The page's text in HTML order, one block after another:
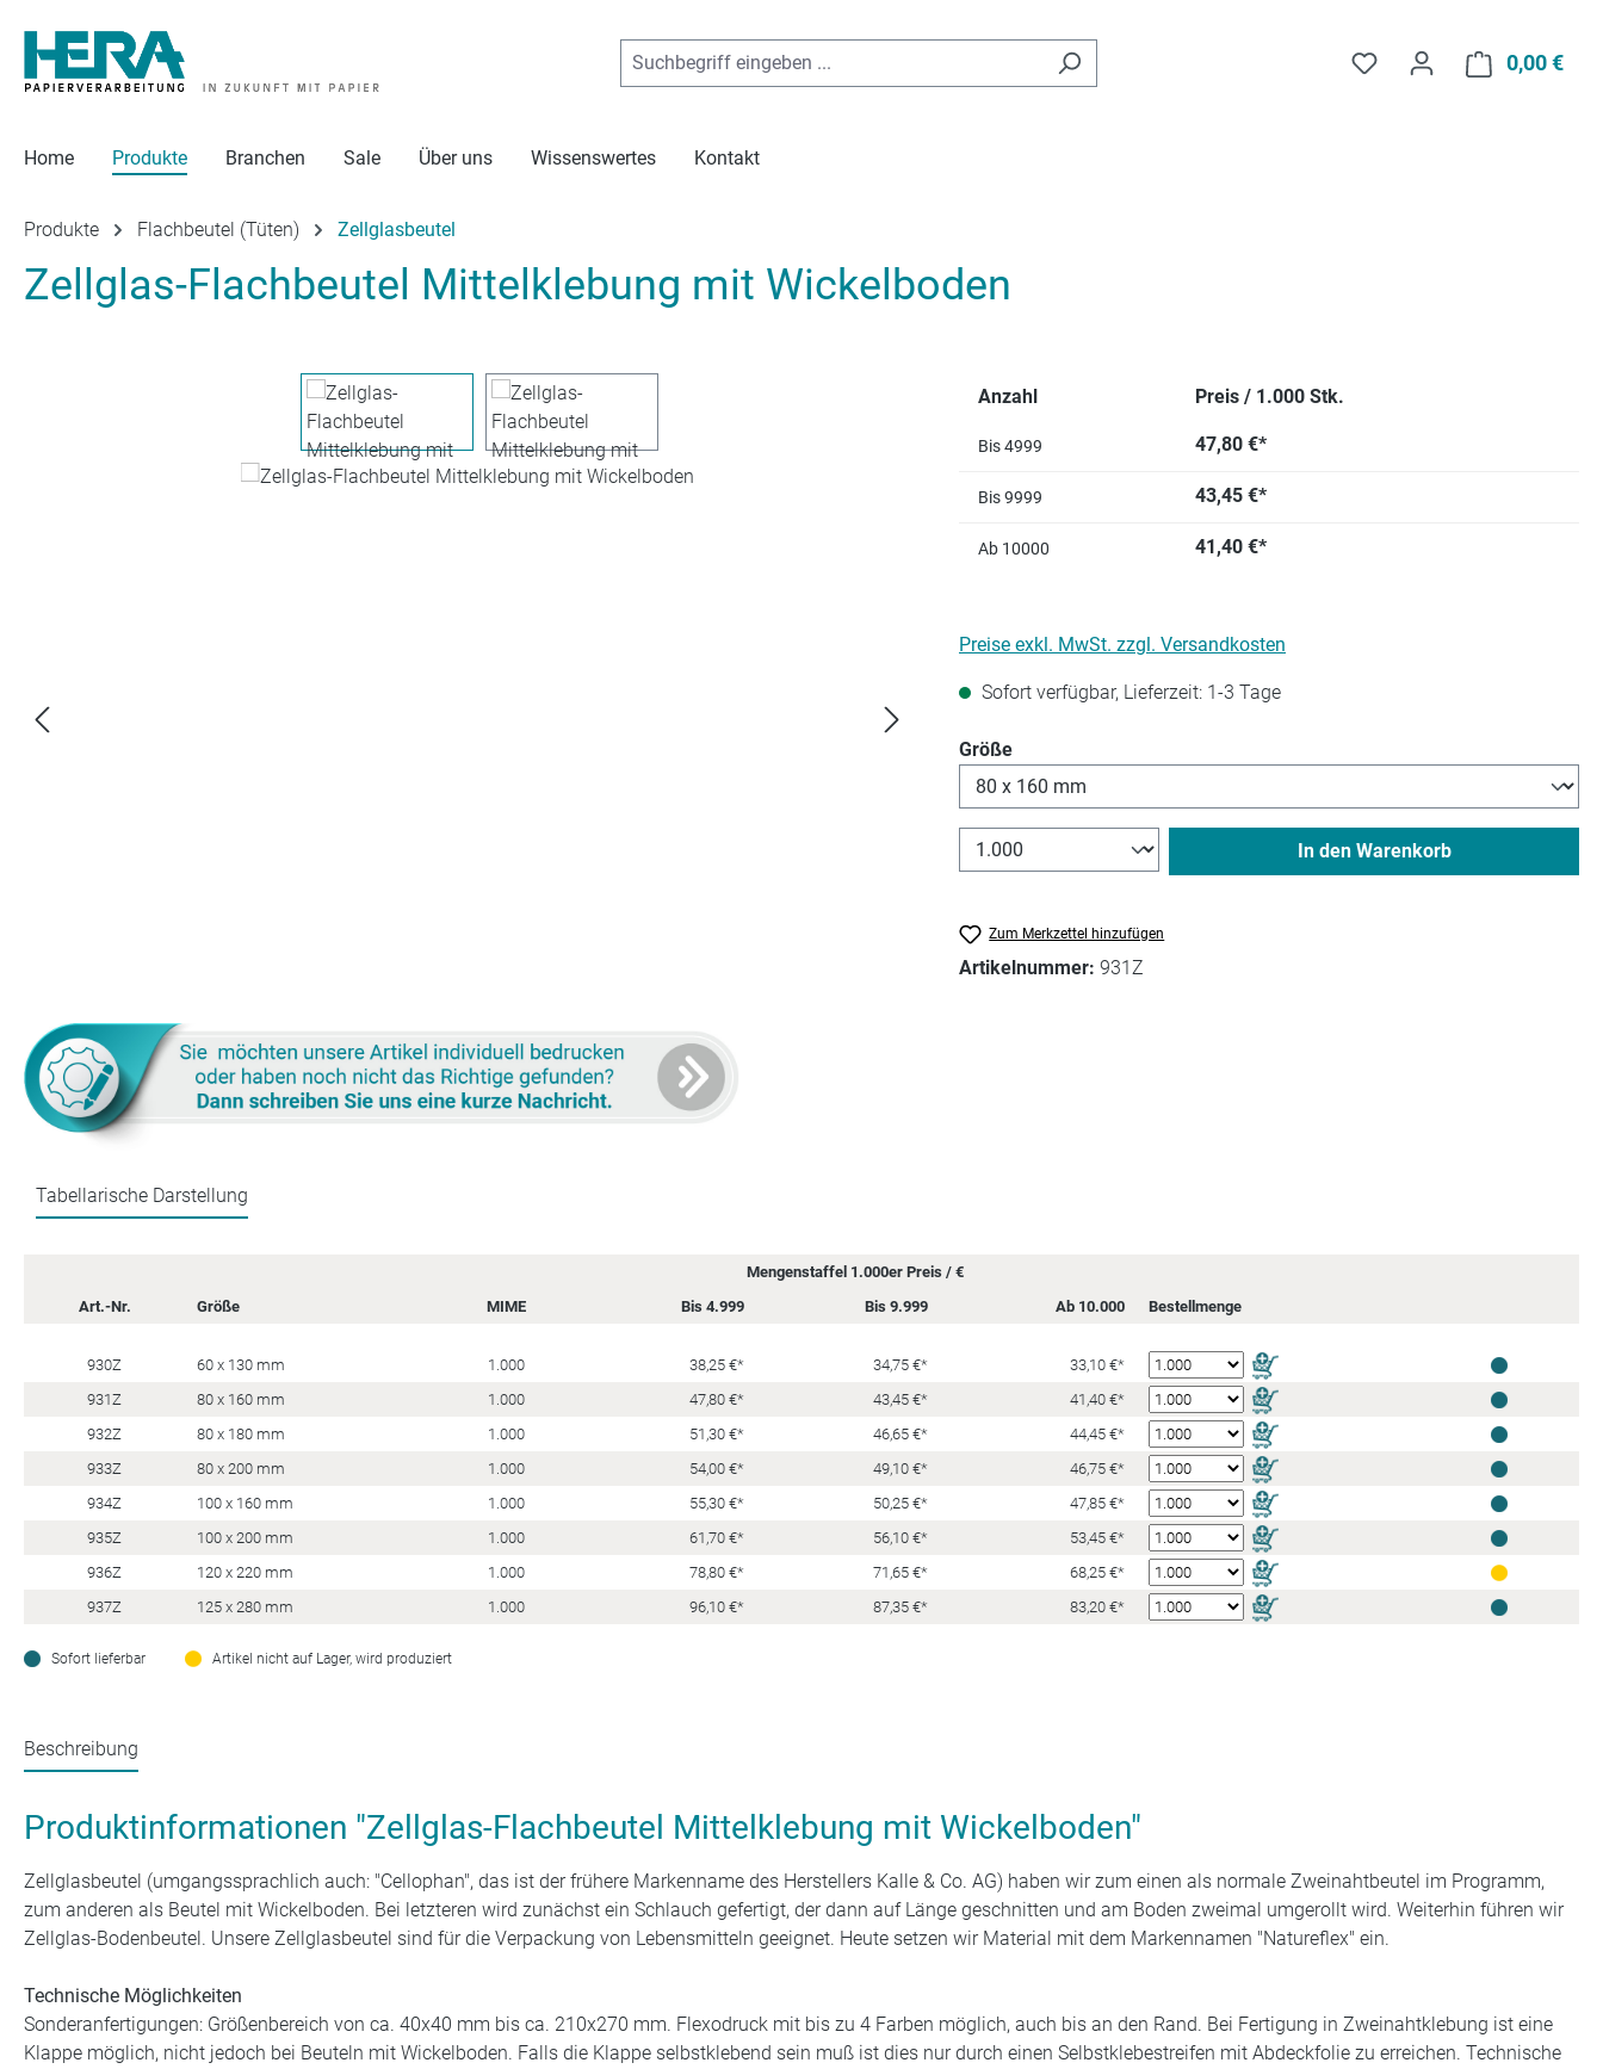
Hauptinhalt springen
Zur Suche springen
Zur Hauptnavigation springen
Du hast 0 Produkte auf
0,00 €
Home Produkte Branchen Sale Über uns Wissenswertes Kontakt
Produkte Flachbeutel (Tüten) Zellglasbeutel
Zellglas-Flachbeutel Mittelklebung mit Wickelboden
Anzahl Preis / 1.000 Stk.
Bis4999 47,80 €*
Bis9999 43,45 €*
Ab 10000 41,40 €*
Preise exkl. MwSt. zzgl. Versandkosten
Sofort verfügbar, Lieferzeit: 1-3 Tage
Größeauswählen
In den Warenkorb
Zum Merkzettel hinzufügen
Artikelnummer: 931Z
Tabellarische Darstellung
Art.-Nr. Größe MIME
Mengenstaffel 1.000er Preis / €
Bestellmenge
Bis 4.999 Bis 9.999 Ab 10.000
930Z 60 x 130 mm 1.000 38,25 €* 34,75 €*
33,10 €*
931Z
80 x 160 mm 1.000 47,80 €* 43,45 €*
41,40 €*
932Z
80 x 180 mm 1.000 51,30 €* 46,65 €*
44,45 €*
933Z
80 x 200 mm 1.000 54,00 €* 49,10 €*
46,75 €*
934Z
100 x 160 mm 1.000 55,30 €* 50,25 €*
47,85 €*
935Z
100 x 200 mm 1.000 61,70 €* 56,10 €*
53,45 €*
936Z
120 x 220 mm 1.000 78,80 €* 71,65 €*
68,25 €*
937Z
125 x 280 mm 1.000 96,10 €* 87,35 €* 83,20 €*
Sofort lieferbar Artikel nicht auf Lager, wird produziert
Beschreibung
Produktinformationen "Zellglas-Flachbeutel Mittelklebung mit Wickelboden"
Zellglasbeutel (umgangssprachlich auch: "Cellophan", das ist der frühere Markenname des Herstellers Kalle & Co. AG) haben wir zum einen als normale Zweinahtbeutel im Programm,
zum anderen als Beutel mit Wickelboden. Bei letzteren wird zunächst ein Schlauch gefertigt, der dann auf Länge geschnitten und am Boden zweimal umgerollt wird. Weiterhin führen wir
Zellglas-Bodenbeutel. Unsere Zellglasbeutel sind für die Verpackung von Lebensmitteln geeignet. Heute setzen wir Material mit dem Markennamen "Natureflex" ein.
Technische Möglichkeiten
Sonderanfertigungen: Größenbereich von ca. 40x40 mm bis ca. 210x270 mm. Flexodruck mit bis zu 4 Farben möglich, auch bis an den Rand. Bei Fertigung in Zweinahtklebung ist eine
Klappe möglich, nicht jedoch bei Beuteln mit Wickelboden. Falls die Klappe selbstklebend sein muß ist dies nur durch einen Selbstklebestreifen mit Abdeckfolie zu erreichen. Technische